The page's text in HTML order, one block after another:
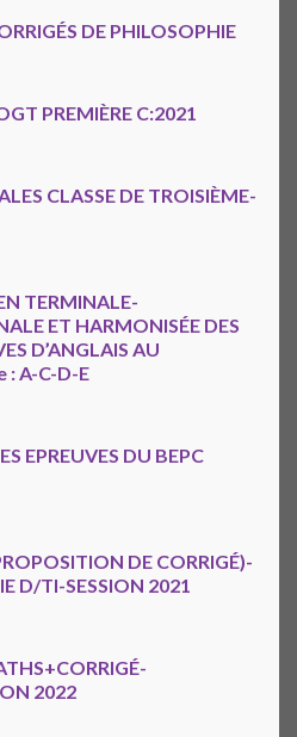
DE PHILOSOPHIE
PREMIÈRE C:2021
CLASSE DE TROISIÈME-
TERMINALE-
ET HARMONISÉE DES
D’ANGLAIS AU
: A-C-D-E
EPREUVES DU BEPC
DE CORRIGÉ)-
D/TI-SESSION 2021
2022